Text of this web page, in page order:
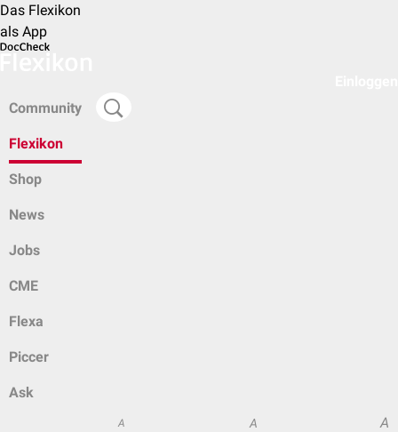
Das Flexikon
als App
Community
Flexikon
Shop
News
Jobs
CME
Flexa
Piccer
Ask
A A A